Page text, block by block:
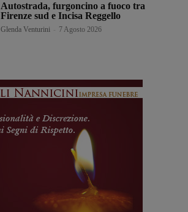
Autostrada, furgoncino a fuoco tra
Firenze sud e Incisa Reggello
Glenda Venturini 7 Agosto 2026